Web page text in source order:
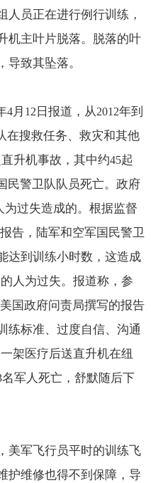
人员正在进行例行训练，
机主叶片脱落。脱落的叶
导致其坠落。
4月 12日报道，从2012年到
在搜救任务、救灾和其他
升机事故，其中约45起
民警卫队队员死亡。政府
为过失造成的。根据监督
告，陆军和空军国民警卫
达到训练小时数，这造成
人为过失。报道称，参
国政府问责局撰写的报告
练标准、过度自信、沟通
架医疗后送直升机在纽
名军人死亡，舒默随后下
美军飞行员平时的训练飞
护维修也得不到保障，导